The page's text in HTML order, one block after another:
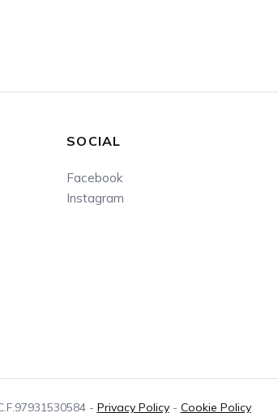
SOCIAL
Facebook
Instagram
- Privacy Policy- Cookie Policy